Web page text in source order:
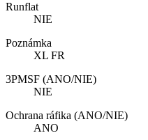
Runflat
NIE
Poznámka
XL FR
3PMSF (ANO/NIE)
NIE
Ochrana ráfika (ANO/NIE)
ANO